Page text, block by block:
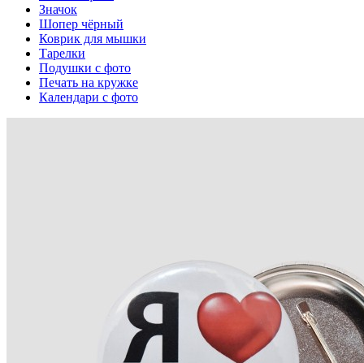
Значок
Шопер чёрный
Коврик для мышки
Тарелки
Подушки с фото
Печать на кружке
Календари с фото